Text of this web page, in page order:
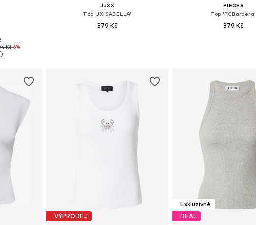
XL, XXL
Kč-6%
JJXX
Top 'JXISABELLA'
379 Kč
PIECES
Top 'PCBarbera'
379 Kč
VÝPRODEJ
Exkluzivně
DEAL